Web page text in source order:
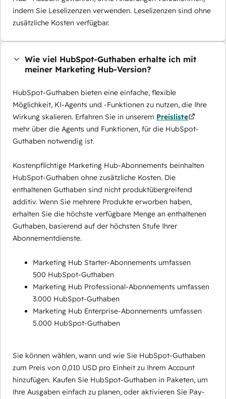
indem Sie Leselizenzen verwenden. Leselizenzen sind ohne
zusätzliche Kosten verfügbar.
Wie viel HubSpot-Guthaben erhalte ich mit
meiner Marketing Hub-Version?
HubSpot-Guthaben bieten eine einfache, flexible
Möglichkeit, KI-Agents und -Funktionen zu nutzen, die Ihre
Wirkung skalieren. Erfahren Sie in unserem Preisliste
mehr über die Agents und Funktionen, für die HubSpot-
Guthaben notwendig ist.
Kostenpflichtige Marketing Hub-Abonnements beinhalten
HubSpot-Guthaben ohne zusätzliche Kosten. Die
enthaltenen Guthaben sind nicht produktübergreifend
additiv. Wenn Sie mehrere Produkte erworben haben,
erhalten Sie die höchste verfügbare Menge an enthaltenen
Guthaben, basierend auf der höchsten Stufe Ihrer
Abonnementdienste.
Marketing Hub Starter-Abonnements umfassen
500 HubSpot-Guthaben
Marketing Hub Professional-Abonnements umfassen
3.000 HubSpot-Guthaben
Marketing Hub Enterprise-Abonnements umfassen
5.000 HubSpot-Guthaben
Sie können wählen, wann und wie Sie HubSpot-Guthaben
zum Preis von 0,010 USD pro Einheit zu Ihrem Account
hinzufügen. Kaufen Sie HubSpot-Guthaben in Paketen, um
Ihre Ausgaben einfach zu planen, oder aktivieren Sie Pay-